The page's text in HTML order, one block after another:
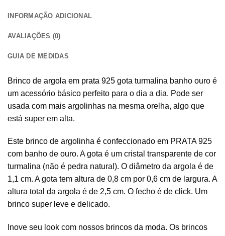
INFORMAÇÃO ADICIONAL
AVALIAÇÕES (0)
GUIA DE MEDIDAS
Brinco de argola em prata 925 gota turmalina banho ouro é
um acessório básico perfeito para o dia a dia. Pode ser
usada com mais argolinhas na mesma orelha, algo que
está super em alta.
Este brinco de argolinha é confeccionado em PRATA 925
com banho de ouro. A gota é um cristal transparente de cor
turmalina (não é pedra natural). O diâmetro da argola é de
1,1 cm. A gota tem altura de 0,8 cm por 0,6 cm de largura. A
altura total da argola é de 2,5 cm. O fecho é de click. Um
brinco super leve e delicado.
Inove seu look com nossos brincos da moda. Os brincos